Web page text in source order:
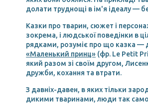
долати труднощі в ім'я ідеалу —
Казки про тварин, сюжет і
зокрема, і людської поведінки в
рядками, розуміє про що казка —
«Маленький принц» (фр. Le Petit
який разом зі своїм другом,
дружби, кохання та втрати.
З давніх-давен, в яких тільки
дикими тваринами, люди так само